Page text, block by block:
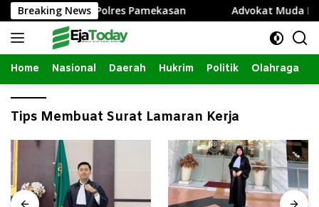
Langsung
ke
konten
Breaking News
Jadi DPO Polres Pamekasan Advokat Muda
Home Nasional Daerah Hukrim Politik Olahraga
Tips Membuat Surat Lamaran Kerja